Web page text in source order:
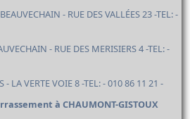
- RUE DES VALLÉES 23 -TEL: -
- RUE DES MERISIERS 4 -TEL: -
- LA VERTE VOIE 8 -TEL: - 010 86 11 21 -
à CHAUMONT-GISTOUX